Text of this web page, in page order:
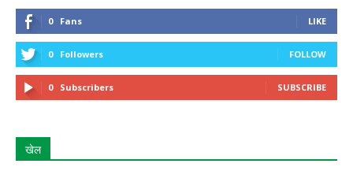
0 Fans LIKE
0 Followers FOLLOW
0 Subscribers SUBSCRIBE
खेल